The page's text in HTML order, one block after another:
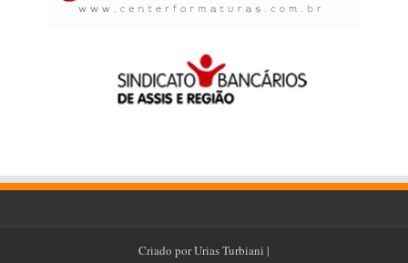
Criado porUrias Turbiani |